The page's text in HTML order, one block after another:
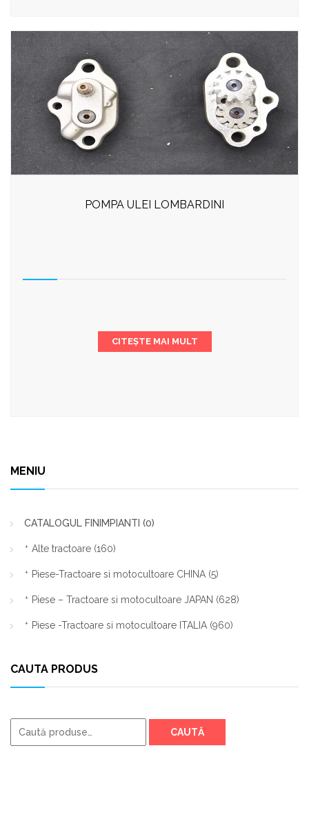
POMPA ULEI LOMBARDINI
CITEȘTE MAI MULT
MENIU
CATALOGUL FINIMPIANTI (0)
Alte tractoare (160)
Piese-Tractoare si motocultoare CHINA (5)
Piese – Tractoare si motocultoare JAPAN (628)
Piese -Tractoare si motocultoare ITALIA (960)
CAUTA PRODUS
Caută
după:
CAUTĂ